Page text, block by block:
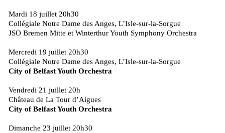
Mardi 18 juillet 20h30
Collégiale Notre Dame des Anges, L’Isle-sur-la-Sorgue
JSO Bremen Mitte et Winterthur Youth Symphony Orchestra
Mercredi 19 juillet 20h30
Collégiale Notre Dame des Anges, L’Isle-sur-la-Sorgue
City of Belfast Youth Orchestra
Vendredi 21 juillet 20h
Château de La Tour d’Aigues
City of Belfast Youth Orchestra
Dimanche 23 juillet 20h30